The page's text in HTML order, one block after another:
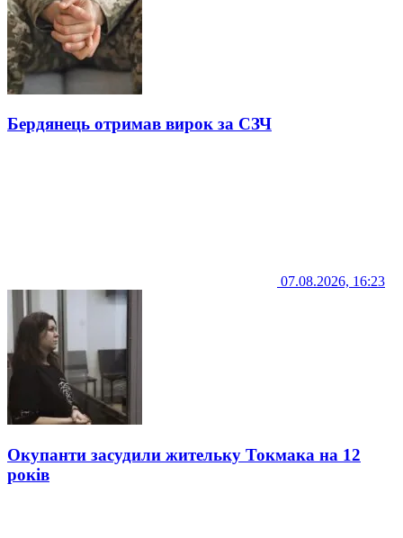
Бердянець отримав вирок за СЗЧ
07.08.2026, 16:23
Окупанти засудили жительку Токмака на 12
років